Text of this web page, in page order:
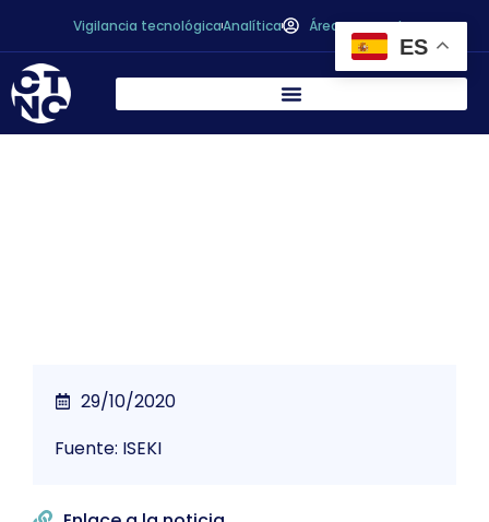
Vigilancia tecnológicaAnalítica Área personal
29/10/2020
Fuente: ISEKI
ES